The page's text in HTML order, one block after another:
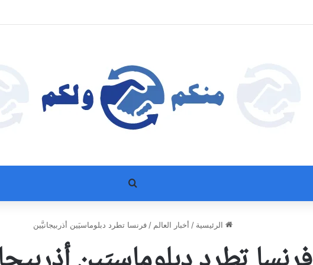
بحث عن
الرئيسية / أخبار العالم / فرنسا تطرد دبلوماسيَين أذربيجانيَّين